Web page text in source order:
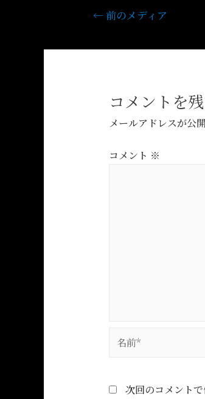
←前のメディア
コメントを
メールアドレスが公
コメント ※
次回のコメント